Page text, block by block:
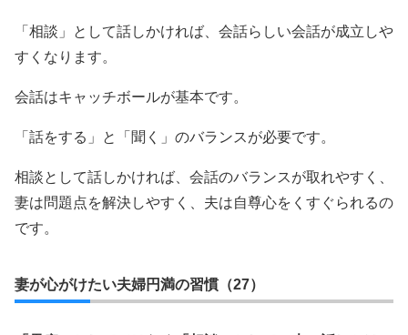
「相談」として話しかければ、会話らしい会話が成立しや
すくなります。
会話はキャッチボールが基本です。
「話をする」と「聞く」のバランスが必要です。
相談として話しかければ、会話のバランスが取れやすく、
妻は問題点を解決しやすく、夫は自尊心をくすぐられるの
です。
妻が心がけたい夫婦円満の習慣（27）